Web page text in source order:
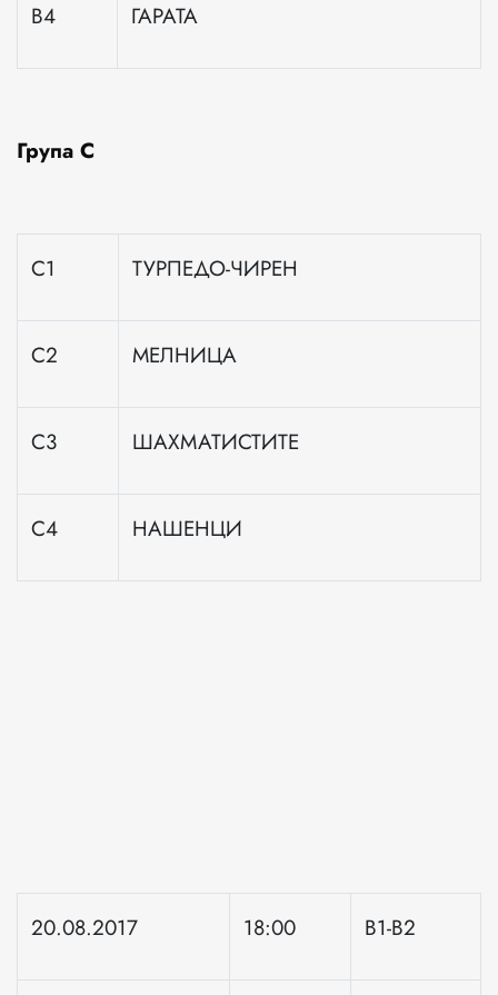
В4 ГАРАТА
Група C
C1 ТУРПЕДО-ЧИРЕН
C2 МЕЛНИЦА
C3 ШАХМАТИСТИТЕ
C4 НАШЕНЦИ
20.08.2017 18:00 B1-B2